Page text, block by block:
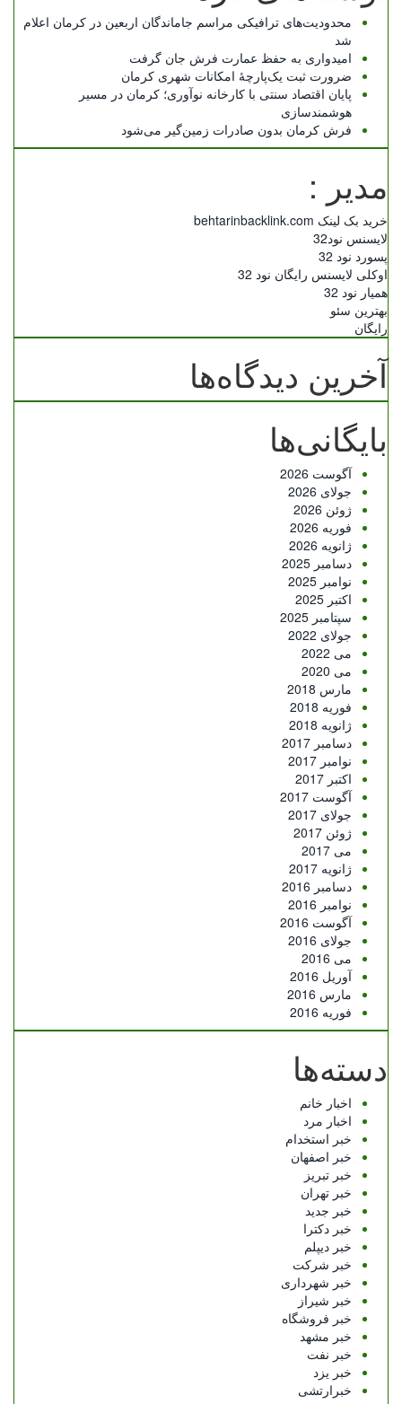
محدودیت‌های ترافیکی مراسم جاماندگان اربعین در کرمان اعلام
شد
امیدواری به حفظ عمارت فرش جان گرفت
ضرورت ثبت یک‌پارچۀ امکانات شهری کرمان
پایان اقتصاد سنتی با کارخانه نوآوری؛ کرمان در مسیر
هوشمندسازی
فرش کرمان بدون صادرات زمین‌گیر می‌شود
مدیر :
خرید بک لینک behtarinbacklink.com
لایسنس نود32
پسورد نود 32
اوکلی لایسنس رایگان نود 32
همیار نود 32
بهترین سئو
رایگان
آخرین دیدگاه‌ها
بایگانی‌ها
آگوست 2026
جولای 2026
ژوئن 2026
فوریه 2026
ژانویه 2026
دسامبر 2025
نوامبر 2025
اکتبر 2025
سپتامبر 2025
جولای 2022
می 2022
می 2020
مارس 2018
فوریه 2018
ژانویه 2018
دسامبر 2017
نوامبر 2017
اکتبر 2017
آگوست 2017
جولای 2017
ژوئن 2017
می 2017
ژانویه 2017
دسامبر 2016
نوامبر 2016
آگوست 2016
جولای 2016
می 2016
آوریل 2016
مارس 2016
فوریه 2016
دسته‌ها
اخبار خانم
اخبار مرد
خبر استخدام
خبر اصفهان
خبر تبریز
خبر تهران
خبر جدید
خبر دکترا
خبر دیپلم
خبر شرکت
خبر شهرداری
خبر شیراز
خبر فروشگاه
خبر مشهد
خبر نفت
خبر یزد
خبرارتشی